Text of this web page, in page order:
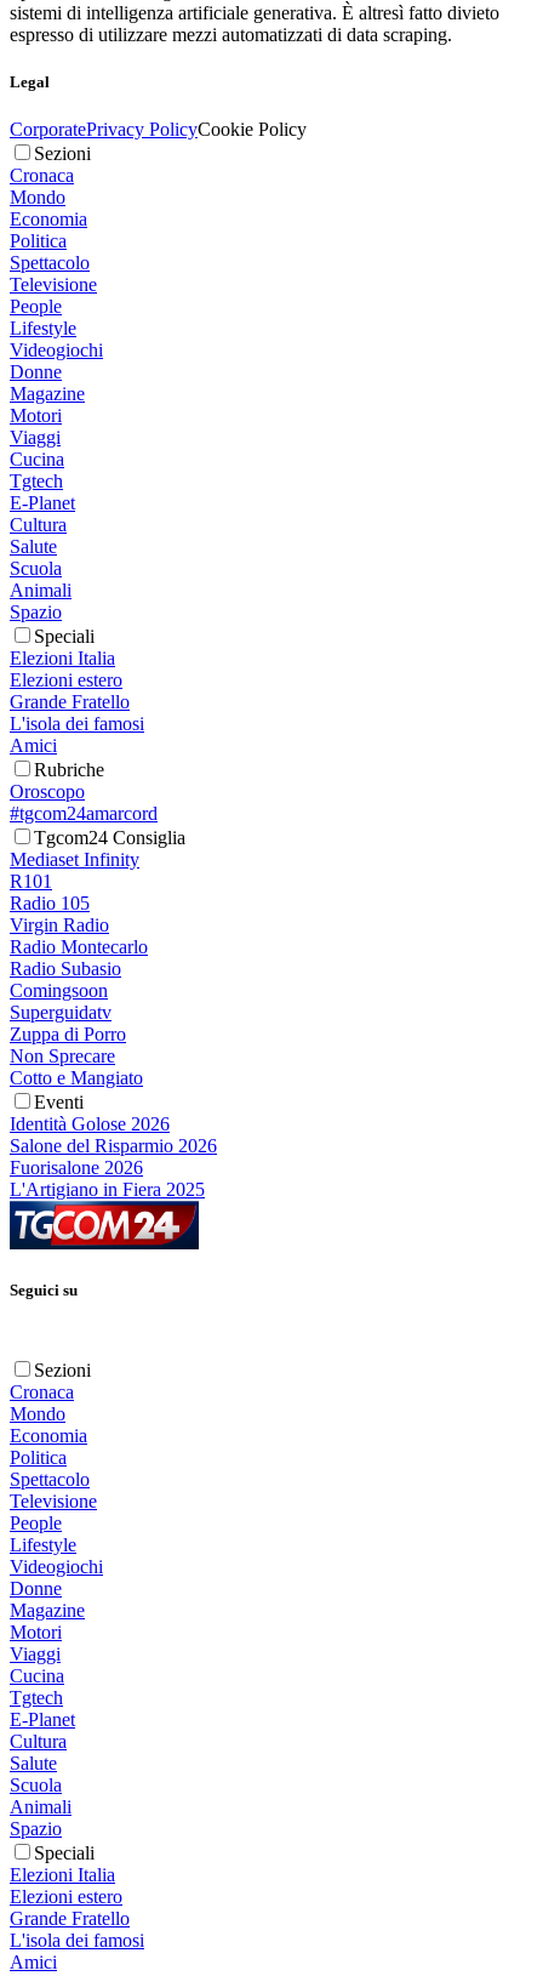
sistemi di intelligenza artificiale generativa. È altresì fatto divieto
espresso di utilizzare mezzi automatizzati di data scraping.
Legal
CorporatePrivacy PolicyCookie Policy
Sezioni
Cronaca
Mondo
Economia
Politica
Spettacolo
Televisione
People
Lifestyle
Videogiochi
Donne
Magazine
Motori
Viaggi
Cucina
Tgtech
E-Planet
Cultura
Salute
Scuola
Animali
Spazio
Speciali
Elezioni Italia
Elezioni estero
Grande Fratello
L'isola dei famosi
Amici
Rubriche
Oroscopo
#tgcom24amarcord
Tgcom24 Consiglia
Mediaset Infinity
R101
Radio 105
Virgin Radio
Radio Montecarlo
Radio Subasio
Comingsoon
Superguidatv
Zuppa di Porro
Non Sprecare
Cotto e Mangiato
Eventi
Identità Golose 2026
Salone del Risparmio 2026
Fuorisalone 2026
L'Artigiano in Fiera 2025
Seguici su
Sezioni
Cronaca
Mondo
Economia
Politica
Spettacolo
Televisione
People
Lifestyle
Videogiochi
Donne
Magazine
Motori
Viaggi
Cucina
Tgtech
E-Planet
Cultura
Salute
Scuola
Animali
Spazio
Speciali
Elezioni Italia
Elezioni estero
Grande Fratello
L'isola dei famosi
Amici